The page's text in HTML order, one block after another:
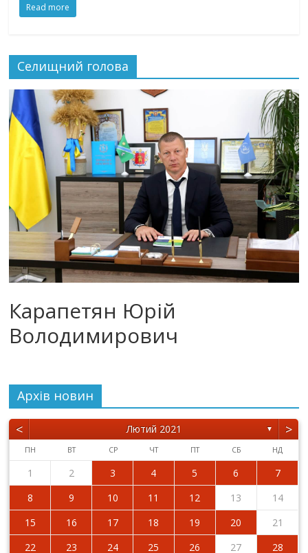
Read more
Селищний голова
Карапетян Юрій
Володимирович
Архiв новин
< Лютий 2021 ▼ >
ПН ВТ СР ЧТ ПТ СБ НД
1 2 3 4 5 6
7
8
9 10 11 12 13
14
15
16 17 18 19 20
21
22
23 24 25 26 27 28